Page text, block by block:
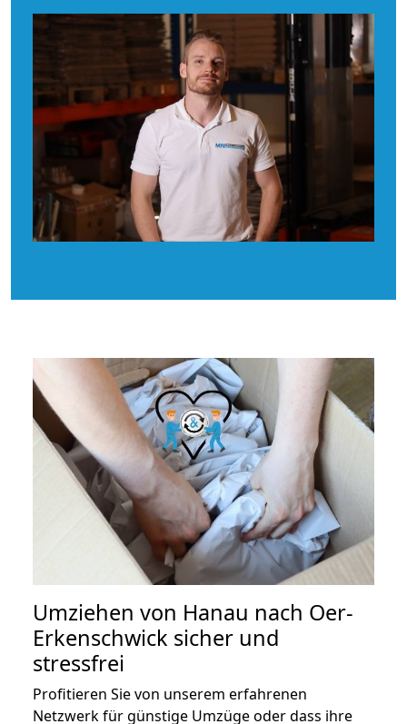
Umziehen von Hanau nach Oer-
Erkenschwick sicher und
stressfrei
Profitieren Sie von unserem erfahrenen
Netzwerk für günstige Umzüge oder dass ihre